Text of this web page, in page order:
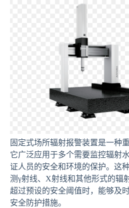
固定式场所辐射报警装置是一种
它广泛应用于多个需要监控辐射
证人员的安全和环境的保护。这
测γ射线、X射线和其他形式的辐
超过预设的安全阈值时，能够及
安全防护措施。